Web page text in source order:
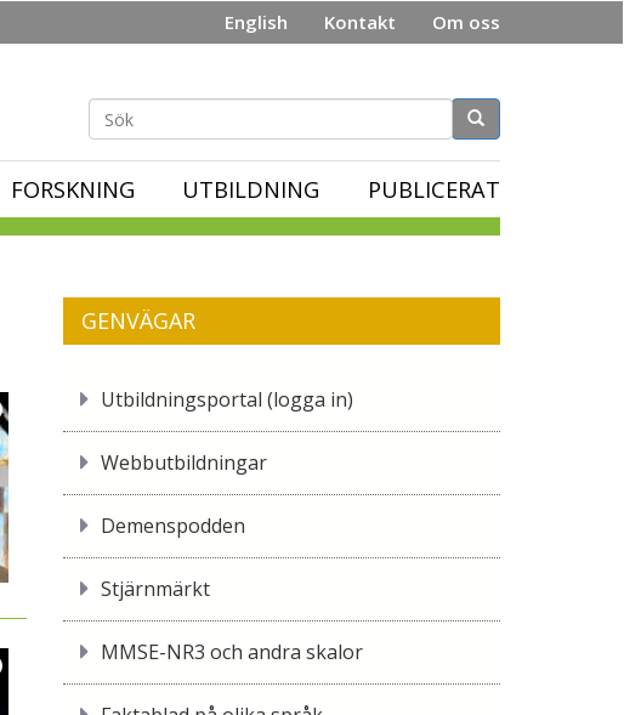
English Kontakt Om oss
Sökformulär
FORSKNING UTBILDNING PUBLICERAT
GENVÄGAR
Utbildningsportal (logga in)
Webbutbildningar
Demenspodden
Stjärnmärkt
MMSE-NR3 och andra skalor